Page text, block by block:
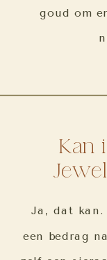
goud om
Ja, dat kan.
een bedrag
Kan